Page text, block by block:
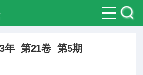
年 第21卷 第5期